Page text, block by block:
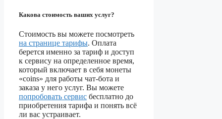
Какова стоимость ваших услуг?
Стоимость вы можете посмотреть
на странице тарифы. Оплата
берется именно за тариф и доступ
к сервису на определенное время,
который включает в себя монеты
«coins» для работы чат-бота и
заказа у него услуг. Вы можете
попробовать сервис бесплатно до
приобретения тарифа и понять всё
ли вас устраивает.